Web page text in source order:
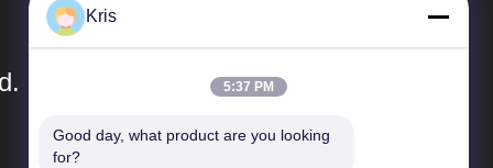
Γρήγορες Συνδέσεις
Kris
5:37 PM
Good day, what product are you looking
for?